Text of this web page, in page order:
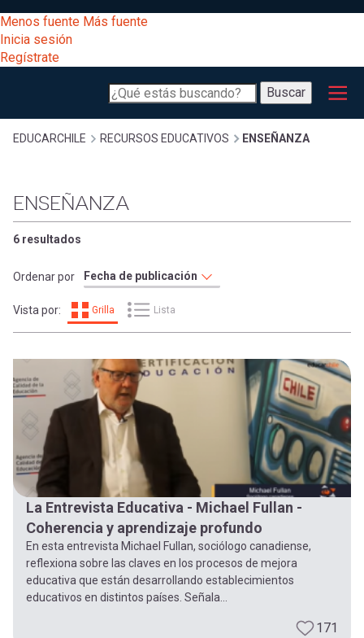
al
contenido
principal
[Educarchile
Escritorio]
Menú
entrar
a
mi
cuenta
Menos fuente Más fuente
Inicia sesión
Regístrate
Buscar
Buscar
Menú
principal
Desarrollo
Expand
Gestión
Comunidad
Expand
Expand
[Educarchile
Mobile]
Menú
entrar
Inicia
sesión
Sobrescribir
enlaces
de
ayuda
a
la
navegación
EDUCARCHILE RECURSOS EDUCATIVOS ENSEÑANZA
ENSEÑANZA
6 resultados
Ordenar por
Vista por: Grilla Lista
La Entrevista Educativa - Michael Fullan -
Coherencia y aprendizaje profundo
En esta entrevista Michael Fullan, sociólogo canadiense,
reflexiona sobre las claves en los procesos de mejora
educativa que están desarrollando establecimientos
educativos en distintos países. Señala...
171